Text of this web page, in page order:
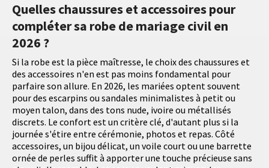
Quelles chaussures et accessoires pour
compléter sa robe de mariage civil en
2026 ?
Si la robe est la pièce maîtresse, le choix des chaussures et
des accessoires n'en est pas moins fondamental pour
parfaire son allure. En 2026, les mariées optent souvent
pour des escarpins ou sandales minimalistes à petit ou
moyen talon, dans des tons nude, ivoire ou métallisés
discrets. Le confort est un critère clé, d'autant plus si la
journée s'étire entre cérémonie, photos et repas. Côté
accessoires, un bijou délicat, un voile court ou une barrette
ornée de perles suffit à apporter une touche précieuse sans